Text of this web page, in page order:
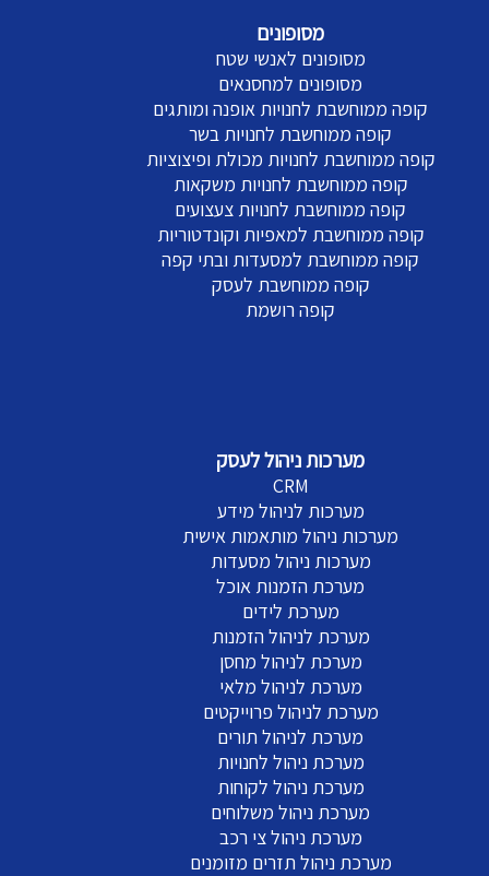
מסופונים
מסופונים לאנשי שטח
מסופונים למחסנאים
קופה ממוחשבת לחנויות אופנה ומותגים
קופה ממוחשבת לחנויות בשר
קופה ממוחשבת לחנויות מכולת ופיצוציות
קופה ממוחשבת לחנויות משקאות
קופה ממוחשבת לחנויות צעצועים
קופה ממוחשבת למאפיות וקונדטוריות
קופה ממוחשבת למסעדות ובתי קפה
קופה ממוחשבת לעסק
קופה רושמת
מערכות ניהול לעסק
CRM
מערכות לניהול מידע
מערכות ניהול מותאמות אישית
מערכות ניהול מסעדות
מערכת הזמנות אוכל
מערכת לידים
מערכת לניהול הזמנות
מערכת לניהול מחסן
מערכת לניהול מלאי
מערכת לניהול פרוייקטים
מערכת לניהול תורים
מערכת ניהול לחנויות
מערכת ניהול לקוחות
מערכת ניהול משלוחים
מערכת ניהול צי רכב
מערכת ניהול תזרים מזומנים